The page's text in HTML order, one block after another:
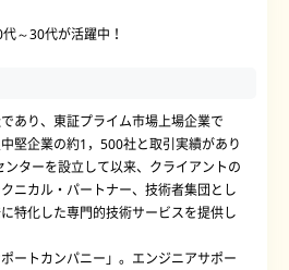
～30代が活躍中！
あり、東証プライム市場上場企業で
堅企業の約1，500社と取引実績があり
ターを設立して以来、クライアントの
ニカル・パートナー、技術者集団とし
特化した専門的技術サービスを提供し
ートカンパニー」。エンジニアサポー